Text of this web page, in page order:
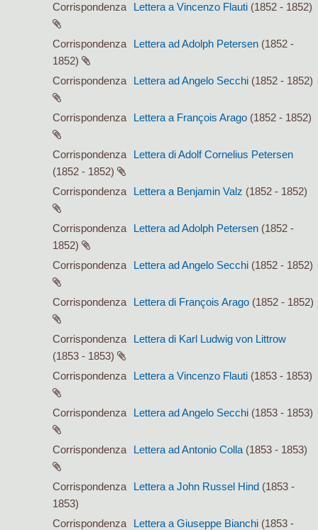
Corrispondenza Lettera a Vincenzo Flauti (1852 - 1852)
Corrispondenza Lettera ad Adolph Petersen (1852 -
1852)
Corrispondenza
Lettera ad Angelo Secchi (1852 - 1852)
Corrispondenza Lettera a François Arago (1852 - 1852)
Corrispondenza
Lettera di Adolf Cornelius Petersen
(1852 - 1852)
Corrispondenza
Lettera a Benjamin Valz (1852 - 1852)
Corrispondenza Lettera ad Adolph Petersen (1852 -
1852)
Corrispondenza
Lettera ad Angelo Secchi (1852 - 1852)
Corrispondenza Lettera di François Arago (1852 - 1852)
Corrispondenza
Lettera di Karl Ludwig von Littrow
(1853 - 1853)
Corrispondenza
Lettera a Vincenzo Flauti (1853 - 1853)
Corrispondenza Lettera ad Angelo Secchi (1853 - 1853)
Corrispondenza Lettera ad Antonio Colla (1853 - 1853)
Corrispondenza Lettera a John Russel Hind (1853 -
1853)
Corrispondenza
Lettera a Giuseppe Bianchi (1853 -